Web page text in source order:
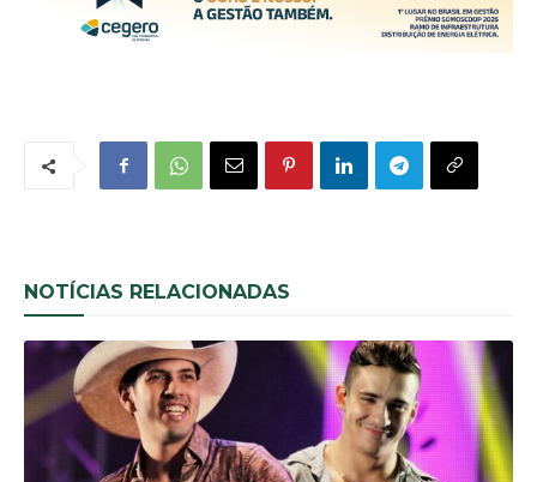
NOTÍCIAS RELACIONADAS